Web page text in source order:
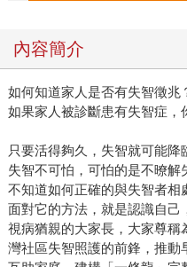
內容簡介
如何知道家人是否有失智徵兆
如果家人被診斷患有失智症，
只要活得夠久，失智就可能降
失智不可怕，可怕的是不暸解
不知道如何正確的與失智者相
面對它的方法，就是認識自己
視病猶親的大家長，大家尊稱
灣社區失智照護的前鋒，推動